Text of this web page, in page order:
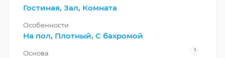
Гостиная, Зал, Комната
Особенности
На пол, Плотный, С бахромой
Основа ?